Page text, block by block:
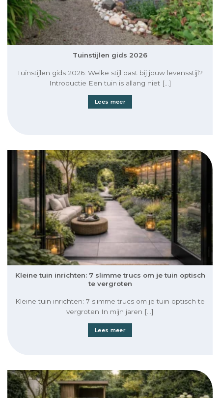
Tuinstijlen gids 2026
Tuinstijlen gids 2026: Welke stijl past bij jouw levensstijl?
Introductie Een tuin is allang niet [...]
Lees meer
Kleine tuin inrichten: 7 slimme trucs om je tuin optisch
te vergroten
Kleine tuin inrichten: 7 slimme trucs om je tuin optisch te
vergroten In mijn jaren [...]
Lees meer